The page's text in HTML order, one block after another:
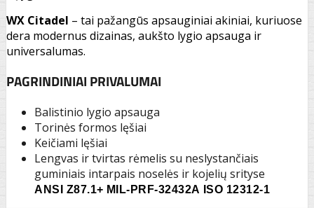
WX Citadel – tai pažangūs apsauginiai akiniai, kuriuose
dera modernus dizainas, aukšto lygio apsauga ir
universalumas.
PAGRINDINIAI PRIVALUMAI
Balistinio lygio apsauga
Torinės formos lęšiai
Keičiami lęšiai
Lengvas ir tvirtas rėmelis su neslystančiais
guminiais intarpais noselės ir kojelių srityse
ANSI Z87.1+ MIL-PRF-32432A ISO 12312-1